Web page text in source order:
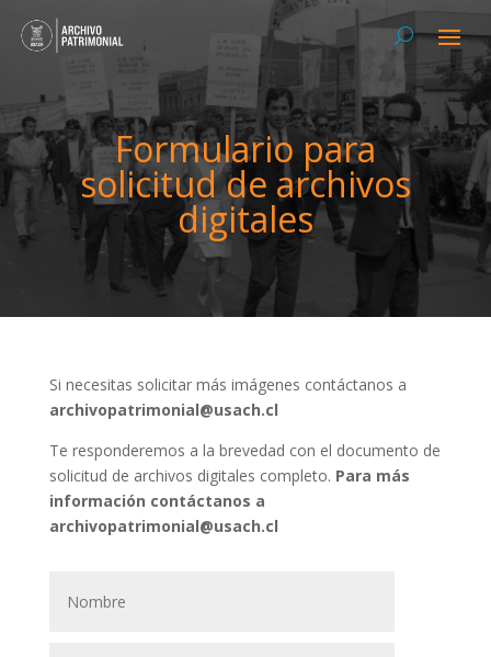
Formulario para
solicitud de archivos
digitales
Si necesitas solicitar más imágenes contáctanos a
archivopatrimonial@usach.cl
Te responderemos a la brevedad con el documento de
solicitud de archivos digitales completo. Para más
información contáctanos a
archivopatrimonial@usach.cl